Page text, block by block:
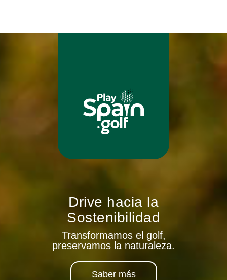
Drive hacia la
Sostenibilidad
Transformamos el golf,
preservamos la naturaleza.
Saber más